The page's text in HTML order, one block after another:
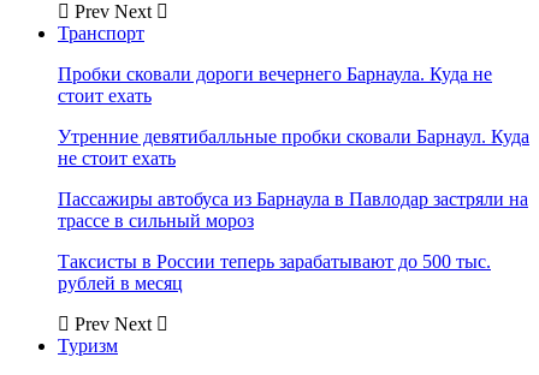
Prev Next
Транспорт
Пробки сковали дороги вечернего Барнаула. Куда не
стоит ехать
Утренние девятибалльные пробки сковали Барнаул. Куда
не стоит ехать
Пассажиры автобуса из Барнаула в Павлодар застряли на
трассе в сильный мороз
Таксисты в России теперь зарабатывают до 500 тыс.
рублей в месяц
Prev Next
Туризм